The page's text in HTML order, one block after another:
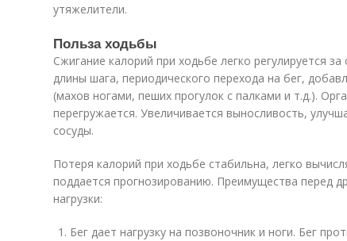
утяжелители.
Польза ходьбы
Сжигание калорий при ходьбе легко регулируется
длины шага, периодического перехода на бег,
(махов ногами, пеших прогулок с палками и т.д.).
перегружается. Увеличивается выносливость,
сосуды.
Потеря калорий при ходьбе стабильна, легко
поддается прогнозированию. Преимущества перед
нагрузки:
Бег дает нагрузку на позвоночник и ноги. Бег